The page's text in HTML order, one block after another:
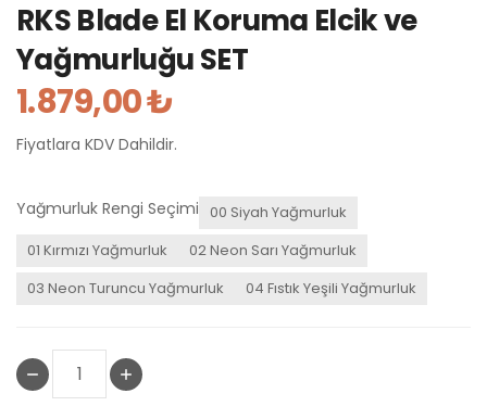
RKS Blade El Koruma Elcik ve
Yağmurluğu SET
1.879,00 ₺
Fiyatlara KDV Dahildir.
Yağmurluk Rengi Seçimi
00 Siyah Yağmurluk
01 Kırmızı Yağmurluk
02 Neon Sarı Yağmurluk
03 Neon Turuncu Yağmurluk
04 Fıstık Yeşili Yağmurluk